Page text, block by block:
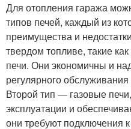
Для отопления гаража
типов печей, каждый из
преимущества и
твердом топливе, такие
печи. Они экономичны и
регулярного
Второй тип — газовые
эксплуатации и
они требуют подключения